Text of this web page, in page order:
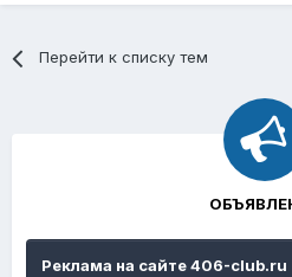
Перейти к списку тем
Реклама на сайте 406-club.ru